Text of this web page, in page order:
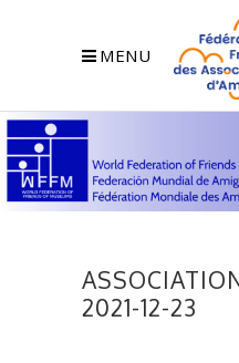
MENU
2021-12-23